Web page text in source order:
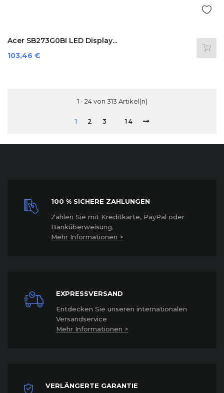
Acer SB273G0BI LED Display...
Preis
103,46 €
1 - 24 von 313 Artikel(n)
1 2 3 14
100 % SICHERE ZAHLUNGEN
Zahlen Sie mit Kreditkarte, PayPal oder
Banküberweisung.
Mehr Informationen >
EXPRESSVERSAND
Entdecken Sie unseren internationalen
Versandservice
Mehr Informationen >
VERLÄNGERTE GARANTIE